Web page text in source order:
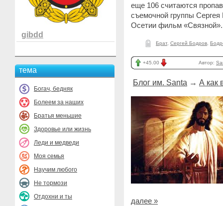
gibdd
тема
Богач, бедняк
Болеем за наших
Братья меньшие
Здоровье или жизнь
Леди и медведи
Моя семья
Научим любого
Не тормози
Отдохни и ты
еще 106 считаются
съемочной группы
Осетии фильм
Брат, Сергей Бодров
+45.00 Автор:
Блог им. Santa → А как
далее »